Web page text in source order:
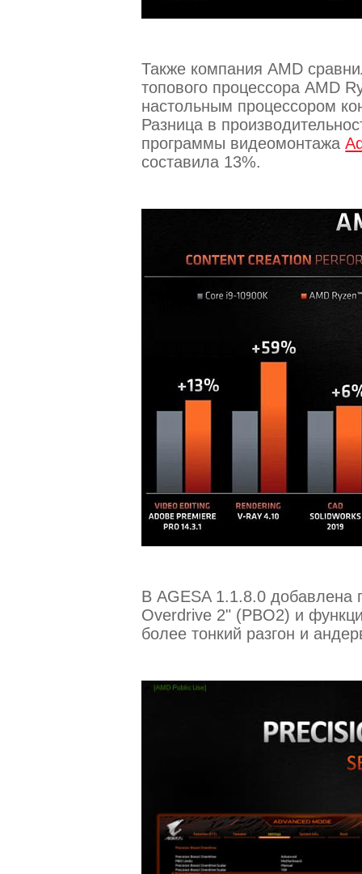
Также компания AMD
топового процессора AMD
настольным процессором
Разница в
программы видеомонтажа
составила 13%.
В AGESA 1.1.8.0 добавлена
Overdrive 2" (PBO2) и
более тонкий разгон и